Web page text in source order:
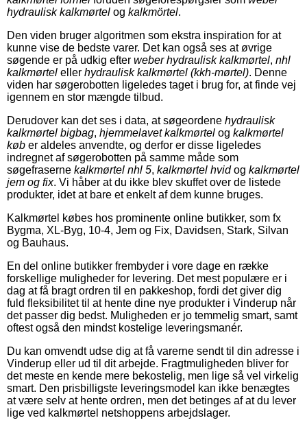
hydraulisk kalkmørtel og kalkmörtel.
Den viden bruger algoritmen som ekstra inspiration for at
kunne vise de bedste varer. Det kan også ses at øvrige
søgende er på udkig efter weber hydraulisk kalkmørtel, nhl
kalkmørtel eller hydraulisk kalkmørtel (kkh-mørtel). Denne
viden har søgerobotten ligeledes taget i brug for, at finde vej
igennem en stor mængde tilbud.
Derudover kan det ses i data, at søgeordene hydraulisk
kalkmørtel bigbag, hjemmelavet kalkmørtel og kalkmørtel
køb er aldeles anvendte, og derfor er disse ligeledes
indregnet af søgerobotten på samme måde som
søgefraserne kalkmørtel nhl 5, kalkmørtel hvidog kalkmørtel
jem og fix. Vi håber at du ikke blev skuffet over de listede
produkter, idet at bare et enkelt af dem kunne bruges.
Kalkmørtel købes hos prominente online butikker, som fx
Bygma, XL-Byg, 10-4, Jem og Fix, Davidsen, Stark, Silvan
og Bauhaus.
En del online butikker frembyder i vore dage en række
forskellige muligheder for levering. Det mest populære er i
dag at få bragt ordren til en pakkeshop, fordi det giver dig
fuld fleksibilitet til at hente dine nye produkter i Vinderup når
det passer dig bedst. Muligheden er jo temmelig smart, samt
oftest også den mindst kostelige leveringsmanér.
Du kan omvendt udse dig at få varerne sendt til din adresse i
Vinderup eller ud til dit arbejde. Fragtmuligheden bliver for
det meste en kende mere bekostelig, men lige så vel virkelig
smart. Den prisbilligste leveringsmodel kan ikke benægtes
at være selv at hente ordren, men det betinges af at du lever
lige ved kalkmørtel netshoppens arbejdslager.